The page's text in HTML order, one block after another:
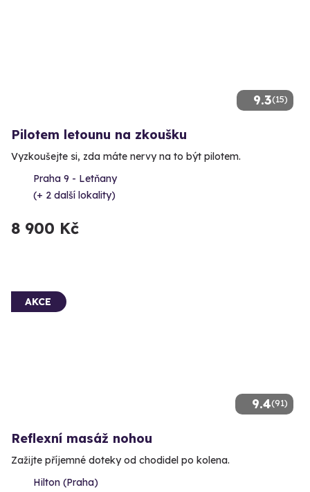
9.3(15)
Pilotem letounu na zkoušku
Vyzkoušejte si, zda máte nervy na to být pilotem.
Praha 9 - Letňany
(+ 2 další lokality)
8 900 Kč
9.4(91)
AKCE
Reflexní masáž nohou
Zažijte příjemné doteky od chodidel po kolena.
Hilton (Praha)